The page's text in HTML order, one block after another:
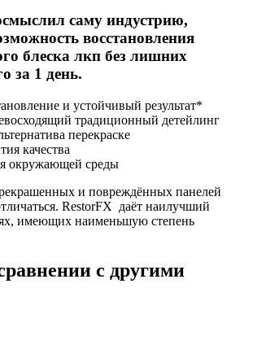
саму индустрию,
восстановления
блеска лкп без лишних
за 1 день.
и устойчивый результат*
традиционный детейлинг
перекраске
качества
окружающей среды
и повреждённых панелей
RestorFX даёт наилучший
имеющих наименьшую степень
с другими